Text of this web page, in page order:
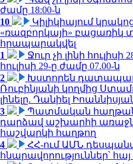
ժամը 18:00-ն
10
Կիլիկիայում
«ռազբորկայի» բացառիկ
հրապարակվել
1
Ջուր չի լինի հուլիսի
հուլիսի 29-ը ժամը 07.00-ն
2
Խստորեն
Ռուբինյանի կողմից
լինելը. Դանիել
3
Պատմական
դարձավ աշխարհի
հաշվարկի հաղթող
4
ՀՀ-ում ԱՄՆ
հնարավորություններ՝